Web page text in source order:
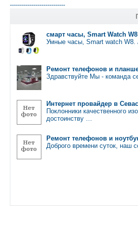
----------------------------
смарт часы, Smart Watch W8
Умные часы, Smart watch
Ремонт телефонов и
Здравствуйте Мы - команда
Интернет провайдер в
Поклонники качественного
достоинству …
Ремонт телефонов и
Доброго времени суток, наш